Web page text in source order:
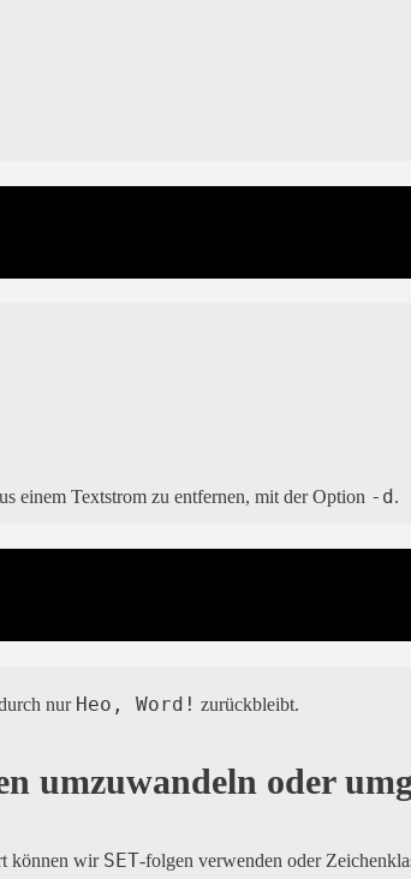
einem Textstrom zu entfernen, mit der Option -d .
nur Heo, Word! zurückbleibt.
umzuwandeln oder
können wir SET-folgen verwenden oder